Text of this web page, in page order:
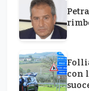
con